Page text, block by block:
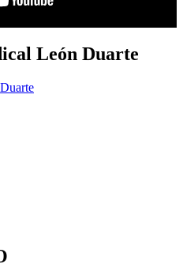
León Duarte